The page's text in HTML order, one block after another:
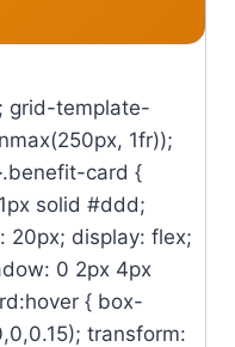
grid-template-
1fr));
card {
solid #ddd;
20px; display: flex;
0 2px 4px
{ box-
transform: